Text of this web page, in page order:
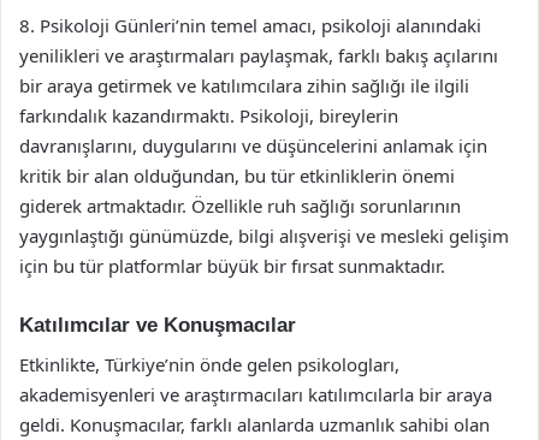
8. Psikoloji Günleri’nin temel amacı, psikoloji alanındaki
yenilikleri ve araştırmaları paylaşmak, farklı bakış açılarını
bir araya getirmek ve katılımcılara zihin sağlığı ile ilgili
farkındalık kazandırmaktı. Psikoloji, bireylerin
davranışlarını, duygularını ve düşüncelerini anlamak için
kritik bir alan olduğundan, bu tür etkinliklerin önemi
giderek artmaktadır. Özellikle ruh sağlığı sorunlarının
yaygınlaştığı günümüzde, bilgi alışverişi ve mesleki gelişim
için bu tür platformlar büyük bir fırsat sunmaktadır.
Katılımcılar ve Konuşmacılar
Etkinlikte, Türkiye’nin önde gelen psikologları,
akademisyenleri ve araştırmacıları katılımcılarla bir araya
geldi. Konuşmacılar, farklı alanlarda uzmanlık sahibi olan